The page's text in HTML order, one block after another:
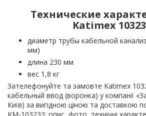
Технические
Katimex
диаметр трубы кабельной
мм)
длина 230 мм
вес 1,8 кг
Зателефонуйте та замовте Katimex
кабельный ввод (воронка) у компанії
Київ) за вигідною ціною та доставкою